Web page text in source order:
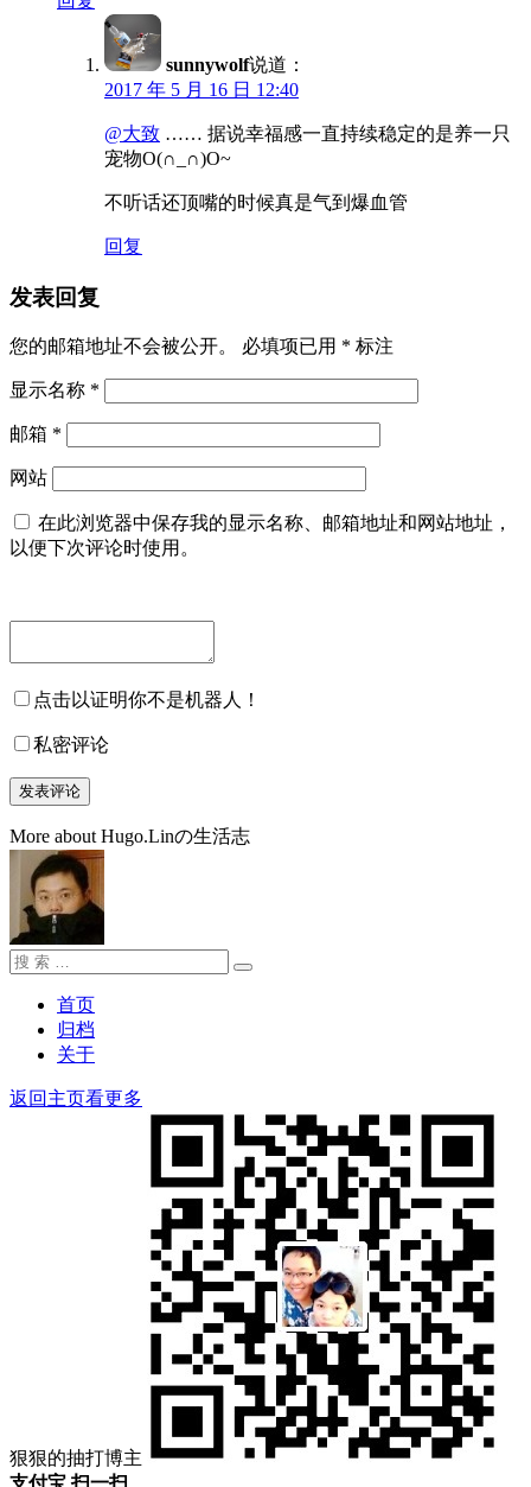
sunnywolf说道：
2017 年 5 月 16 日 12:40
@大致 …… 据说幸福感一直持续稳定的是养一只
宠物O(∩_∩)O~
不听话还顶嘴的时候真是气到爆血管
回复
发表回复
您的邮箱地址不会被公开。 必填项已用 * 标注
显示名称 *
邮箱 *
网站
在此浏览器中保存我的显示名称、邮箱地址和网站地址，
以便下次评论时使用。
点击以证明你不是机器人！
私密评论
More about Hugo.Linの生活志
搜
搜
首页
归档
关于
返回主页看更多
狠狠的抽打博主